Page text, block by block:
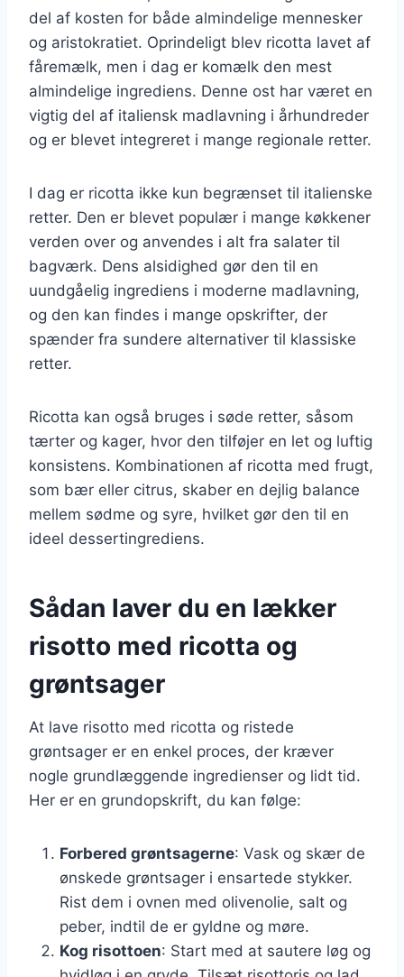
del af kosten for både almindelige mennesker
og aristokratiet. Oprindeligt blev ricotta lavet af
fåremælk, men i dag er komælk den mest
almindelige ingrediens. Denne ost har været en
vigtig del af italiensk madlavning i århundreder
og er blevet integreret i mange regionale retter.
I dag er ricotta ikke kun begrænset til italienske
retter. Den er blevet populær i mange køkkener
verden over og anvendes i alt fra salater til
bagværk. Dens alsidighed gør den til en
uundgåelig ingrediens i moderne madlavning,
og den kan findes i mange opskrifter, der
spænder fra sundere alternativer til klassiske
retter.
Ricotta kan også bruges i søde retter, såsom
tærter og kager, hvor den tilføjer en let og luftig
konsistens. Kombinationen af ricotta med frugt,
som bær eller citrus, skaber en dejlig balance
mellem sødme og syre, hvilket gør den til en
ideel dessertingrediens.
Sådan laver du en lækker
risotto med ricotta og
grøntsager
At lave risotto med ricotta og ristede
grøntsager er en enkel proces, der kræver
nogle grundlæggende ingredienser og lidt tid.
Her er en grundopskrift, du kan følge:
Forbered grøntsagerne: Vask og skær de
ønskede grøntsager i ensartede stykker.
Rist dem i ovnen med olivenolie, salt og
peber, indtil de er gyldne og møre.
Kog risottoen: Start med at sautere løg og